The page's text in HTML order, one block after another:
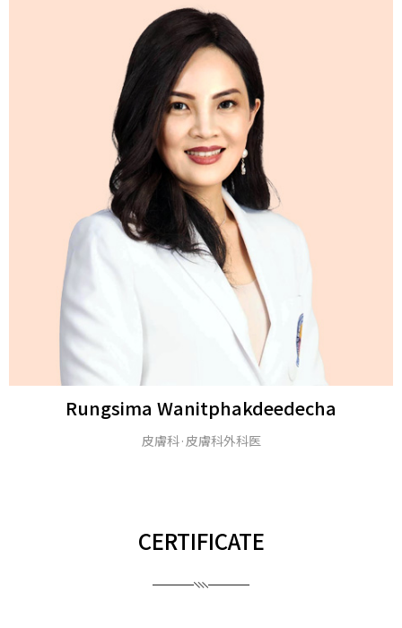
Rungsima Wanitphakdeedecha
皮膚科·皮膚科外科医
CERTIFICATE